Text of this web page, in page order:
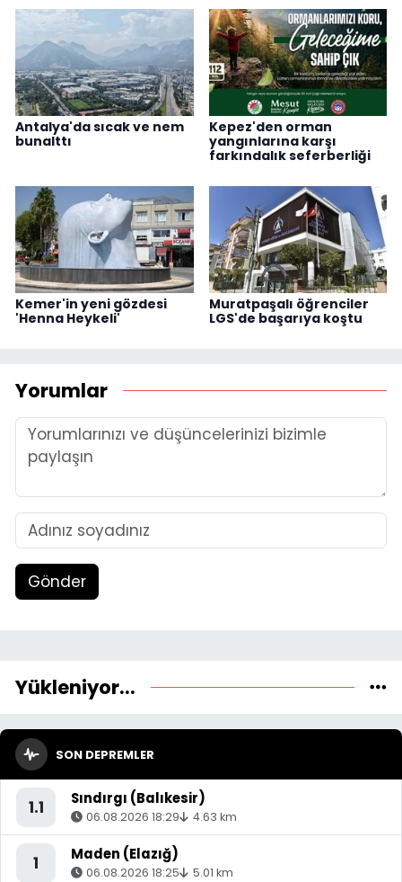
Antalya'da sıcak ve nem
bunalttı
Kepez'den orman
yangınlarına karşı
farkındalık seferberliği
Kemer'in yeni gözdesi
'Henna Heykeli'
Muratpaşalı öğrenciler
LGS'de başarıya koştu
Yorumlar
Gönder
Yükleniyor...
SON DEPREMLER
1.1 Sındırgı (Balıkesir)
06.08.2026 18:29 4.63 km
1 Maden (Elazığ)
06.08.2026 18:25 5.01 km